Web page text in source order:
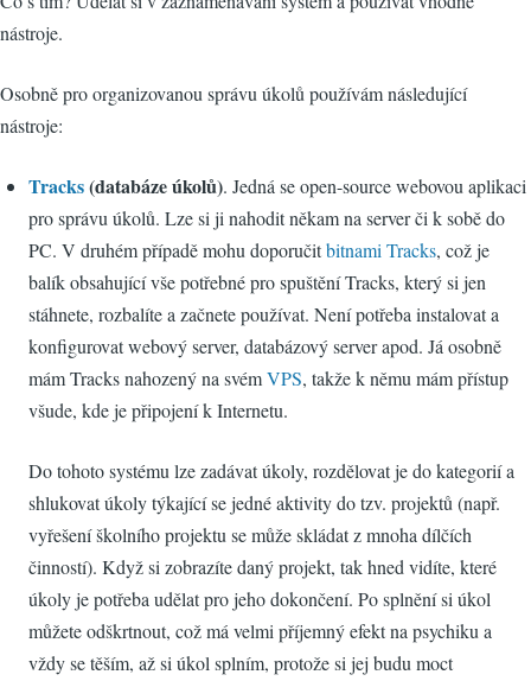
nástroje.
Osobně pro organizovanou správu úkolů používám následující
nástroje:
Tracks(databáze úkolů). Jedná se open-source webovou aplikaci
pro správu úkolů. Lze si ji nahodit někam na server či k sobě do
PC. V druhém případě mohu doporučitbitnami Tracks, což je
balík obsahující vše potřebné pro spuštění Tracks, který si jen
stáhnete, rozbalíte a začnete používat. Není potřeba instalovat a
konfigurovat webový server, databázový server apod. Já osobně
mám Tracks nahozený na svémVPS, takže k němu mám přístup
všude, kde je připojení k Internetu.
Do tohoto systému lze zadávat úkoly, rozdělovat je do kategorií a
shlukovat úkoly týkající se jedné aktivity do tzv. projektů (např.
vyřešení školního projektu se může skládat z mnoha dílčích
činností). Když si zobrazíte daný projekt, tak hned vidíte, které
úkoly je potřeba udělat pro jeho dokončení. Po splnění si úkol
můžete odškrtnout, což má velmi příjemný efekt na psychiku a
vždy se těším, až si úkol splním, protože si jej budu moct